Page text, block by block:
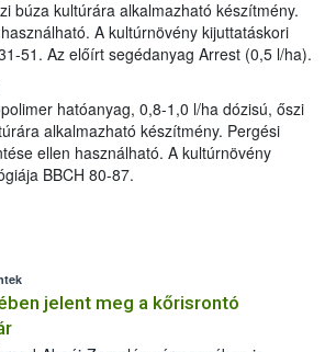
búza kultúrára alkalmazható készítmény.
A kultúrnövény kijuttatáskori
51. Az előírt segédanyag Arrest (0,5 l/ha).
hatóanyag, 0,8-1,0 l/ha dózisú, őszi
alkalmazható készítmény. Pergési
ellen használható. A kultúrnövény
BBCH 80-87.
jelent meg a kőrisrontó